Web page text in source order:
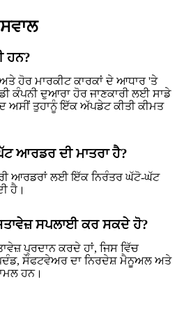
ਹਨ?
ਹੋਰ ਮਾਰਕੀਟ ਕਾਰਕਾਂ ਦੇ ਆਧਾਰ 'ਤੇ
ਕੰਪਨੀ ਦੁਆਰਾ ਹੋਰ ਜਾਣਕਾਰੀ ਲਈ ਸਾਡੇ
ਅਸੀਂ ਤੁਹਾਨੂੰ ਇੱਕ ਅੱਪਡੇਟ ਕੀਤੀ ਕੀਮਤ
ਆਰਡਰ ਦੀ ਮਾਤਰਾ ਹੈ?
ਆਰਡਰਾਂ ਲਈ ਇੱਕ ਨਿਰੰਤਰ ਘੱਟੋ-ਘੱਟ
ਹੈ।
ਸਪਲਾਈ ਕਰ ਸਕਦੇ ਹੋ?
ਪ੍ਰਦਾਨ ਕਰਦੇ ਹਾਂ, ਜਿਸ ਵਿੱਚ
ਸੌਫਟਵੇਅਰ ਦਾ ਨਿਰਦੇਸ਼ ਮੈਨੂਅਲ ਅਤੇ
ਹਨ।